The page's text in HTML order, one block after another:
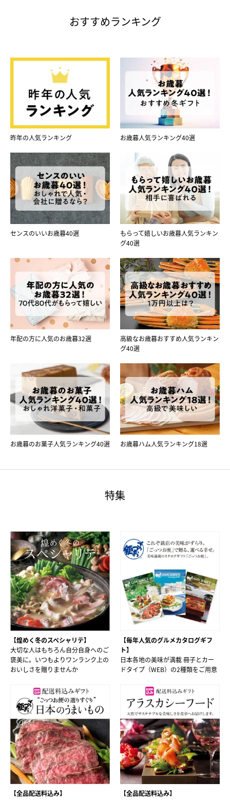
おすすめランキング
昨年の人気ランキング お歳暮人気ランキング40選
センスのいいお歳暮40選
もらって嬉しいお歳暮人気ランキン
グ40選
年配の方に人気のお歳暮32選
高級なお歳暮おすすめ人気ランキン
グ40選
お歳暮のお菓子人気ランキング40選 お歳暮ハム人気ランキング18選
特集
【煌めく冬のスペシャリテ】
大切な人はもちろん自分自身へのご
褒美に。いつもよりワンランク上の
おいしさを贈りませんか
【毎年人気のグルメカタログギフ
ト】
日本各地の美味が満載 冊子とカー
ドタイプ（WEB）の2種類をご用意
【全品配送料込み】
【全品配送料込み】